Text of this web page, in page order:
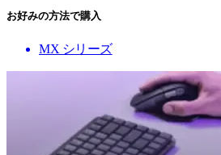
お好みの方法で購入
MX シリーズ